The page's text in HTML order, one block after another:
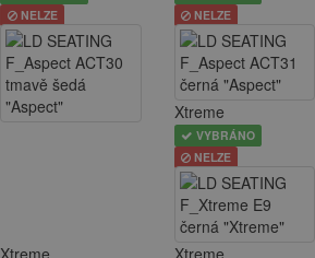
NELZE
NELZE
Xtreme
VYBRÁNO
NELZE
Xtreme Xtreme